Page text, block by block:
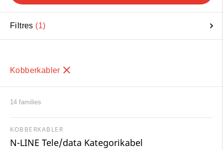
Filtres 1
Kobberkabler
14 families
KOBBERKABLER
N-LINE Tele/data Kategorikabel